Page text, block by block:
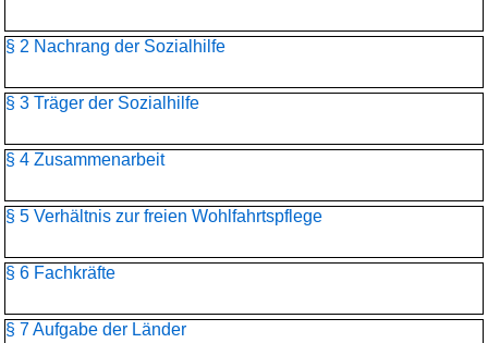
§ 2 Nachrang der Sozialhilfe
§ 3 Träger der Sozialhilfe
§ 4 Zusammenarbeit
§ 5 Verhältnis zur freien Wohlfahrtspflege
§ 6 Fachkräfte
§ 7 Aufgabe der Länder